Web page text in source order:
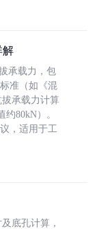
解
承载力，包
准（如《混
拔承载力计算
80kN）。
，适用于工
底孔计算，